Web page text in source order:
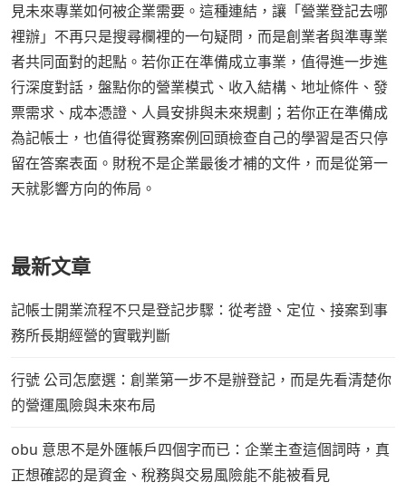
見未來專業如何被企業需要。這種連結，讓「營業登記去哪
裡辦」不再只是搜尋欄裡的一句疑問，而是創業者與準專業
者共同面對的起點。若你正在準備成立事業，值得進一步進
行深度對話，盤點你的營業模式、收入結構、地址條件、發
票需求、成本憑證、人員安排與未來規劃；若你正在準備成
為記帳士，也值得從實務案例回頭檢查自己的學習是否只停
留在答案表面。財稅不是企業最後才補的文件，而是從第一
天就影響方向的佈局。
最新文章
記帳士開業流程不只是登記步驟：從考證、定位、接案到事
務所長期經營的實戰判斷
行號 公司怎麼選：創業第一步不是辦登記，而是先看清楚你
的營運風險與未來布局
obu 意思不是外匯帳戶四個字而已：企業主查這個詞時，真
正想確認的是資金、稅務與交易風險能不能被看見